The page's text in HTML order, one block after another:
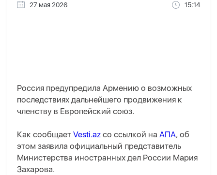
27 мая 2026 15:14
Россия предупредила Армению о возможных
последствиях дальнейшего продвижения к
членству в Европейский союз.
Как сообщает Vesti.az со ссылкой на АПА, об
этом заявила официальный представитель
Министерства иностранных дел России Мария
Захарова.